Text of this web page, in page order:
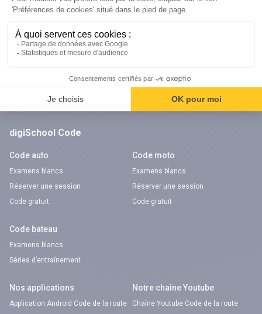
Orientation
Formations
Métiers
Nos applications
digiSchool Code
Code auto
Examens blancs
Réserver une session
Code gratuit
Code moto
Examens blancs
Réserver une session
Code gratuit
Code bateau
Examens blancs
Séries d’entraînement
Nos applications
Application Android Code de la route
Notre chaîne Youtube
Chaîne Youtube Code de la route